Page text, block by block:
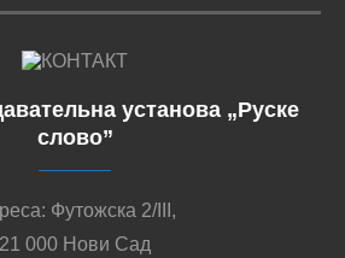
установа „Руске
слово”
Футожска 2/III,
21 000 Нови Сад